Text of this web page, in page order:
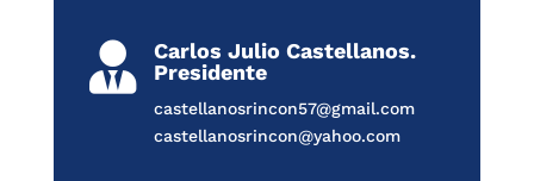

Carlos Julio Castellanos.
Presidente
castellanosrincon57@gmail.com
castellanosrincon@yahoo.com